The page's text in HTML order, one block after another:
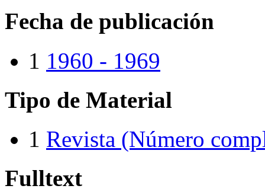
Fecha de publicación
1 1960 - 1969
Tipo de Material
1 Revista (Número
Fulltext